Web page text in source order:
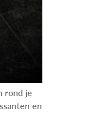
rond je
en